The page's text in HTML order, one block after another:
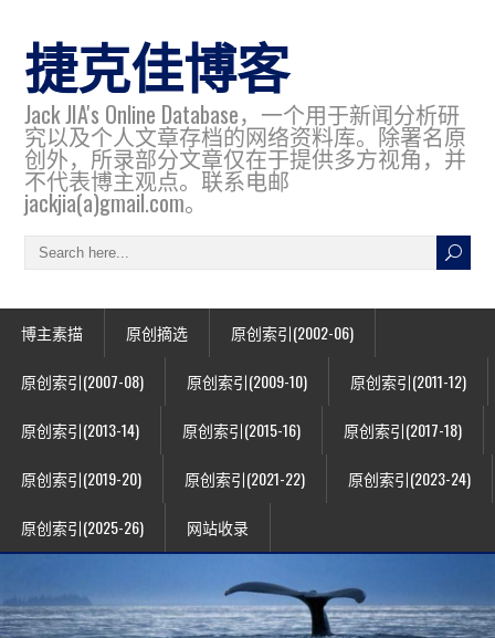
捷克佳博客
Jack JIA's Online Database，一个用于新闻分析研
究以及个人文章存档的网络资料库。除署名原
创外，所录部分文章仅在于提供多方视角，并
不代表博主观点。联系电邮
jackjia(a)gmail.com。
博主素描 原创摘选 原创索引(2002-06)
原创索引(2007-08) 原创索引(2009-10) 原创索引(2011-12)
原创索引(2013-14) 原创索引(2015-16) 原创索引(2017-18)
原创索引(2019-20) 原创索引(2021-22) 原创索引(2023-24)
原创索引(2025-26) 网站收录